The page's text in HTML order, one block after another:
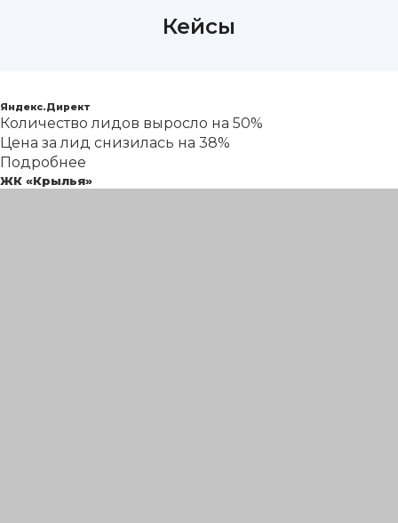
Кейсы
Яндекс.Директ
Количество лидов выросло на 50%
Цена за лид снизилась на 38%
Подробнее
ЖК «Крылья»